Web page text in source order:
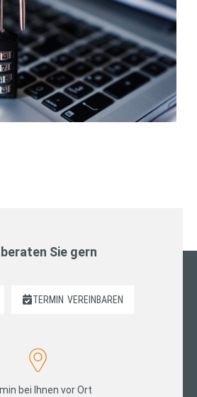
Sie gern
TERMIN VEREINBAREN
bei Ihnen vor Ort